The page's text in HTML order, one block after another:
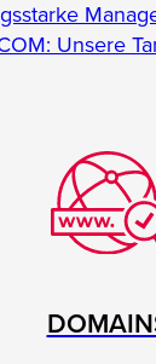
Unsere